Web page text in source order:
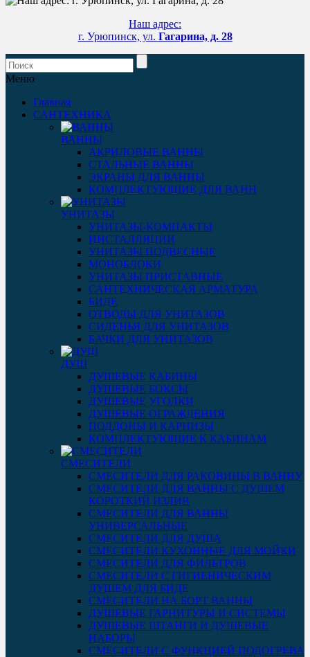
Наш адрес:
г. Урюпинск, ул. Гагарина, д. 28
Меню
Главная
САНТЕХНИКА
ВАННЫ
АКРИЛОВЫЕ ВАННЫ
СТАЛЬНЫЕ ВАННЫ
ЭКРАНЫ ДЛЯ ВАННЫ
КОМПЛЕКТУЮЩИЕ ДЛЯ ВАНН
УНИТАЗЫ
УНИТАЗЫ-КОМПАКТЫ
ИНСТАЛЛЯЦИИ
УНИТАЗЫ ПОДВЕСНЫЕ
МОНОБЛОКИ
УНИТАЗЫ ПРИСТАВНЫЕ
САНТЕХНИЧЕСКАЯ АРМАТУРА
БИДЕ
ОТВОДЫ ДЛЯ УНИТАЗОВ
СИДЕНЬЯ ДЛЯ УНИТАЗОВ
БАЧКИ ДЛЯ УНИТАЗОВ
ДУШ
ДУШЕВЫЕ КАБИНЫ
ДУШЕВЫЕ БОКСЫ
ДУШЕВЫЕ УГОЛКИ
ДУШЕВЫЕ ОГРАЖДЕНИЯ
ПОДДОНЫ И КАРНИЗЫ
КОМПЛЕКТУЮЩИЕ К КАБИНАМ
СМЕСИТЕЛИ
СМЕСИТЕЛИ ДЛЯ РАКОВИНЫ В ВАННУ
СМЕСИТЕЛИ ДЛЯ ВАННЫ С ДУШЕМ
КОРОТКИЙ ИЗЛИВ
СМЕСИТЕЛИ ДЛЯ ВАННЫ
УНИВЕРСАЛЬНЫЕ
СМЕСИТЕЛИ ДЛЯ ДУША
СМЕСИТЕЛИ КУХОННЫЕ ДЛЯ МОЙКИ
СМЕСИТЕЛИ ДЛЯ ФИЛЬТРОВ
СМЕСИТЕЛИ С ГИГИЕНИЧЕСКИМ
ДУШЕМ ДЛЯ БИДЕ
СМЕСИТЕЛИ НА БОРТ ВАННЫ
ДУШЕВЫЕ ГАРНИТУРЫ И СИСТЕМЫ
ДУШЕВЫЕ ШТАНГИ И ДУШЕВЫЕ
НАБОРЫ
СМЕСИТЕЛИ С ФУНКЦИЕЙ ПОДОГРЕВА